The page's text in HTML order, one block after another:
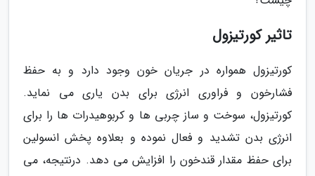
تاثیر کورتیزول
کورتیزول همواره در جریان خون وجود دارد و به حفظ
فشارخون و فراوری انرژی برای بدن یاری می نماید.
کورتیزول، سوخت و ساز چربی ها و کربوهیدرات ها را برای
انرژی بدن تشدید و فعال نموده و بعلاوه پخش انسولین
برای حفظ مقدار قندخون را افزایش می دهد. درنتیجه، می